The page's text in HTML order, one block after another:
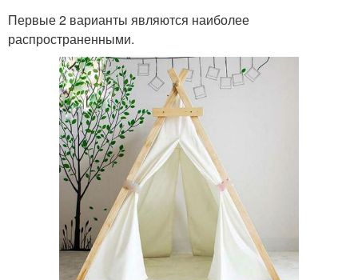
Первые 2 варианты являются наиболее
распространенными.